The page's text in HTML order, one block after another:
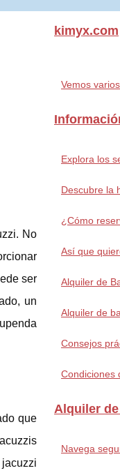
No
ser
un
que
kimyx.com
Vemos
Explora los
Descubre la
¿Cómo
Así que
Alquiler de
Alquiler de
Consejos
Condiciones
Alquiler
Navega